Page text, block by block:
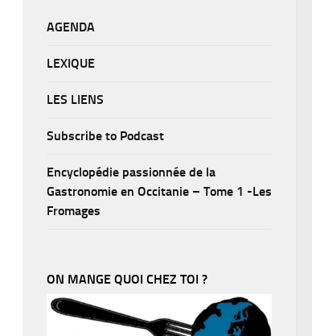
AGENDA
LEXIQUE
LES LIENS
Subscribe to Podcast
Encyclopédie passionnée de la
Gastronomie en Occitanie – Tome 1 -Les
Fromages
ON MANGE QUOI CHEZ TOI ?